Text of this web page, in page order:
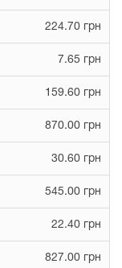
224.70 грн
7.65 грн
159.60 грн
870.00 грн
30.60 грн
545.00 грн
22.40 грн
827.00 грн